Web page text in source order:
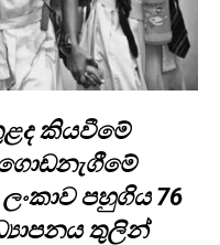
කියවීමේ
පහුගිය 76
තුලින්